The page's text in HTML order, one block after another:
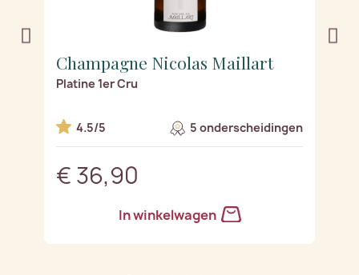
Champagne Nicolas Maillart
Platine 1er Cru
4.5/5 5 onderscheidingen
€ 36,90
In winkelwagen